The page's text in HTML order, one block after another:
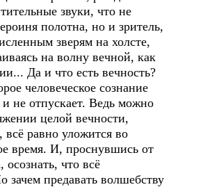
звуки, что не
полотна, но и зритель,
зверям на холсте,
на волну вечной, как
Да и что есть вечность?
человеческое сознание
и не отпускает. Ведь можно
целой вечности,
всё равно уложится во
время. И, проснувшись от
осознать, что всё
зачем предавать волшебству